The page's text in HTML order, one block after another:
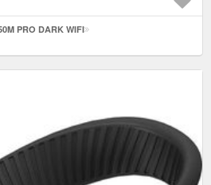
PRO DARK WIFI